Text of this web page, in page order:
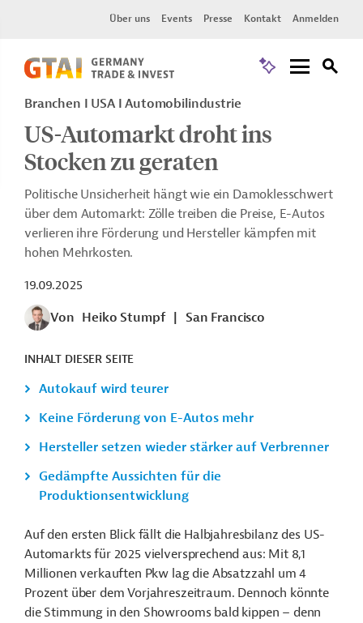
Über uns Events Presse Kontakt Anmelden
Branchen I USA I Automobilindustrie
US-Automarkt droht ins
Stocken zu geraten
Politische Unsicherheit hängt wie ein Damoklesschwert
über dem Automarkt: Zölle treiben die Preise, E-Autos
verlieren ihre Förderung und Hersteller kämpfen mit
hohen Mehrkosten.
19.09.2025
Von Heiko Stumpf San Francisco
INHALT DIESER SEITE
Autokauf wird teurer
Keine Förderung von E-Autos mehr
Hersteller setzen wieder stärker auf Verbrenner
Gedämpfte Aussichten für die
Produktionsentwicklung
Auf den ersten Blick fällt die Halbjahresbilanz des US-
Automarkts für 2025 vielversprechend aus: Mit 8,1
Millionen verkauften Pkw lag die Absatzzahl um 4
Prozent über dem Vorjahreszeitraum. Dennoch könnte
die Stimmung in den Showrooms bald kippen – denn